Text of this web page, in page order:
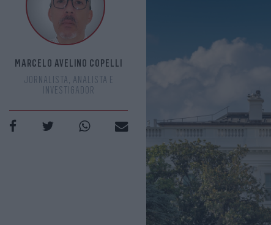
MARCELO AVELINO COPELLI
JORNALISTA, ANALISTA E
INVESTIGADOR